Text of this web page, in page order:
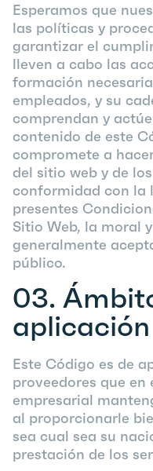
Esperamos que
las políticas y
garantizar el
lleven a cabo las
formación
empleados, y su
comprendan y
contenido de este
compromete a
del sitio web y de
conformidad con la
presentes
Sitio Web, la moral
generalmente
público.
03.
aplicación
Este Código es de
proveedores que
empresarial
al proporcionarle
sea cual sea su
prestación de los